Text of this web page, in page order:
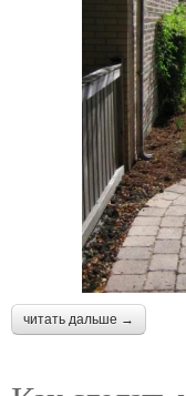
читать дальше →